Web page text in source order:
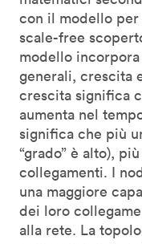
con il modello
scale-free
modello
generali, crescita
crescita significa
aumenta nel
significa che più
“grado” è alto),
collegamenti. I
una maggiore
dei loro
alla rete. La